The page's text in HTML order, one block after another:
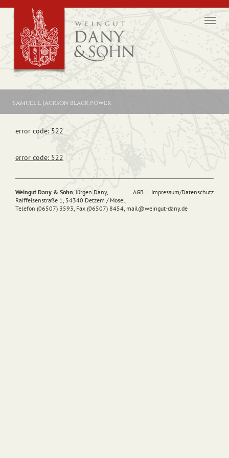
samuel l jackson black power
error code: 522
error code: 522
AGB Impressum/Datenschutz
Weingut Dany & Sohn, Jürgen Dany,
Raiffeisenstraße 1, 54340 Detzem / Mosel,
Telefon (06507) 3593, Fax (06507) 8454, mail@weingut-dany.de